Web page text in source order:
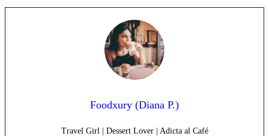
Foodxury (Diana P.)
Travel Girl | Dessert Lover | Adicta al Café